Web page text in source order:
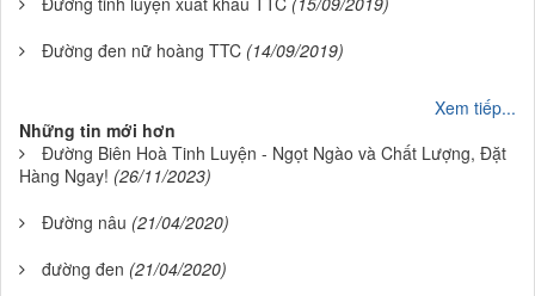
Đường đen nữ hoàng TTC (14/09/2019)
Xem tiếp...
Những tin mới hơn
Đường Biên Hoà Tinh Luyện - Ngọt Ngào và Chất Lượng, Đặt
Hàng Ngay! (26/11/2023)
Đường nâu (21/04/2020)
đường đen (21/04/2020)